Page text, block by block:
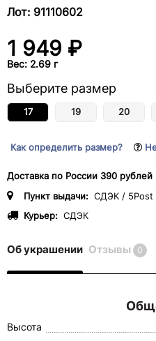
Лот: 91110602
1 949 ₽
Вес: 2.69 г
Выберите размер
17 19 20
Как определить размер?
Доставка по России 390 рублей
Пункт выдачи: СДЭК / 5Post
Курьер: СДЭК
Об украшении Отзывы 0
Высота